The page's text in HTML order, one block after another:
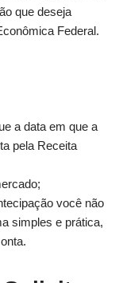
que deseja
Federal.
a data em que a
pela Receita
você não
simples e prática,